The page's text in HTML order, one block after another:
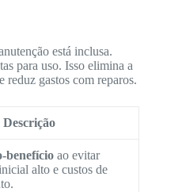
está inclusa.
para uso. Isso elimina a
reduz gastos com reparos.
Descrição
benefício ao evitar
alto e custos de